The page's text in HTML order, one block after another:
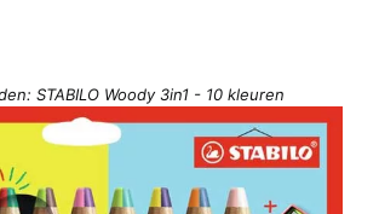
STABILO Woody 3in1 - 10 kleuren